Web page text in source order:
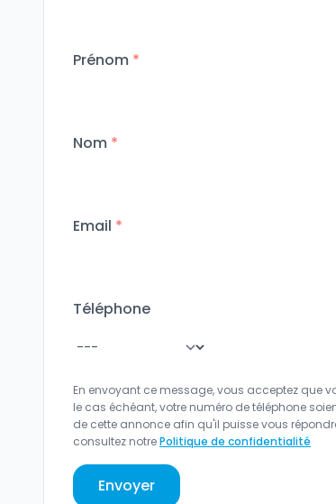
Prénom *
Nom *
Email *
Téléphone
En envoyant ce message, vous acceptez que
le cas échéant, votre numéro de téléphone
de cette annonce afin qu'il puisse vous
consultez notrePolitique de confidentialité
Envoyer